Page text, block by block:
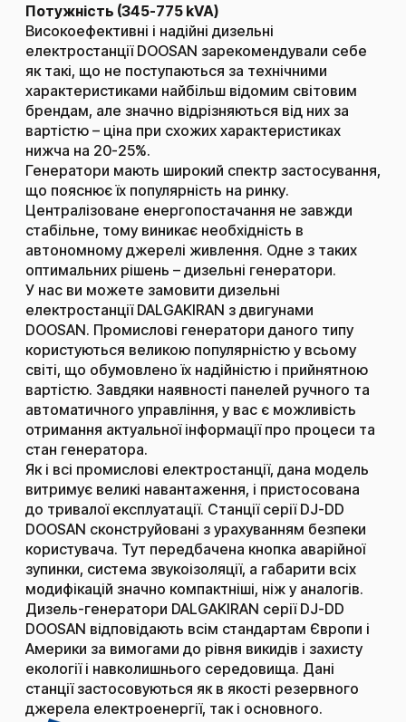
Потужність (345-775 kVA)
Високоефективні і надійні дизельні
електростанції DOOSAN зарекомендували себе
як такі, що не поступаються за технічними
характеристиками найбільш відомим світовим
брендам, але значно відрізняються від них за
вартістю – ціна при схожих характеристиках
нижча на 20-25%.
Генератори мають широкий спектр застосування,
що пояснює їх популярність на ринку.
Централізоване енергопостачання не завжди
стабільне, тому виникає необхідність в
автономному джерелі живлення. Одне з таких
оптимальних рішень – дизельні генератори.
У нас ви можете замовити дизельні
електростанції DALGAKIRAN з двигунами
DOOSAN. Промислові генератори даного типу
користуються великою популярністю у всьому
світі, що обумовлено їх надійністю і прийнятною
вартістю. Завдяки наявності панелей ручного та
автоматичного управління, у вас є можливість
отримання актуальної інформації про процеси та
стан генератора.
Як і всі промислові електростанції, дана модель
витримує великі навантаження, і пристосована
до тривалої експлуатації. Станції серії DJ-DD
DOOSAN сконструйовані з урахуванням безпеки
користувача. Тут передбачена кнопка аварійної
зупинки, система звукоізоляції, а габарити всіх
модифікацій значно компактніші, ніж у аналогів.
Дизель-генератори DALGAKIRAN серії DJ-DD
DOOSAN відповідають всім стандартам Європи і
Америки за вимогами до рівня викидів і захисту
екології і навколишнього середовища. Дані
станції застосовуються як в якості резервного
джерела електроенергії, так і основного.